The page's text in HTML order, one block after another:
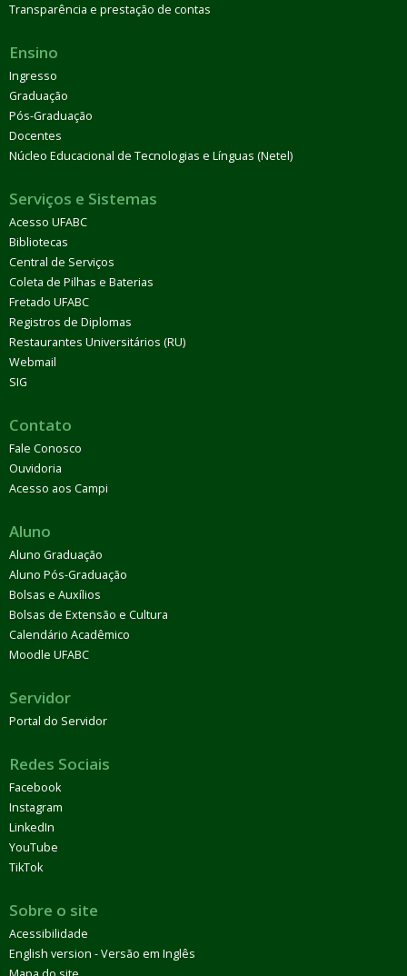
Transparência e prestação de contas
Ensino
Ingresso
Graduação
Pós-Graduação
Docentes
Núcleo Educacional de Tecnologias e Línguas (Netel)
Serviços e Sistemas
Acesso UFABC
Bibliotecas
Central de Serviços
Coleta de Pilhas e Baterias
Fretado UFABC
Registros de Diplomas
Restaurantes Universitários (RU)
Webmail
SIG
Contato
Fale Conosco
Ouvidoria
Acesso aos Campi
Aluno
Aluno Graduação
Aluno Pós-Graduação
Bolsas e Auxílios
Bolsas de Extensão e Cultura
Calendário Acadêmico
Moodle UFABC
Servidor
Portal do Servidor
Redes Sociais
Facebook
Instagram
LinkedIn
YouTube
TikTok
Sobre o site
Acessibilidade
English version - Versão em Inglês